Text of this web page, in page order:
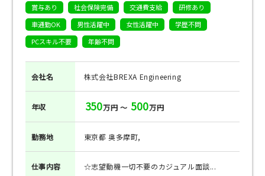
賞与あり
社会保険完備 交通費支給
研修あり
車通勤OK
男性活躍中 女性活躍中
学歴不問
PCスキル不要
年齢不問
会社名 株式会社BREXA Engineering
年収 350万円 ～ 500万円
勤務地 東京都 奥多摩町,
仕事内容 ☆志望動機一切不要のカジュアル面談...